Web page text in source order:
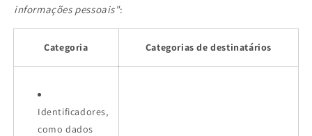
informações pessoais":
Categoria Categorias de destinatários
Identificadores,
como dados